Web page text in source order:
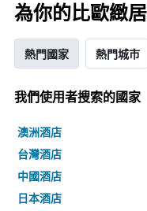
為你的比歐緻
熱門國家 熱門城市
我們使用者搜索的國家
澳洲酒店
台灣酒店
中國酒店
日本酒店